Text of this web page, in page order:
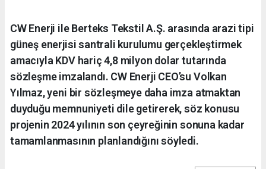
CW Enerji ile Berteks Tekstil A.Ş. arasında arazi tipi
güneş enerjisi santrali kurulumu gerçekleştirmek
amacıyla KDV hariç 4,8 milyon dolar tutarında
sözleşme imzalandı. CW Enerji CEO’su Volkan
Yılmaz, yeni bir sözleşmeye daha imza atmaktan
duyduğu memnuniyeti dile getirerek, söz konusu
projenin 2024 yılının son çeyreğinin sonuna kadar
tamamlanmasının planlandığını söyledi.